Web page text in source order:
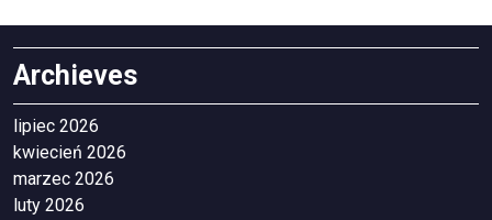
Archieves
lipiec 2026
kwiecień 2026
marzec 2026
luty 2026